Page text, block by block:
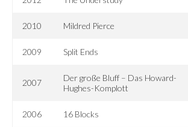
2010 Mildred Pierce
2009 Split Ends
2007
Der große Bluff – Das Howard-
Hughes-Komplott
2006 16 Blocks